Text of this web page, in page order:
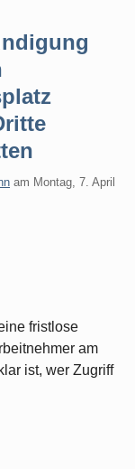
am Montag, 7. April
fristlose
am
ist, wer Zugriff